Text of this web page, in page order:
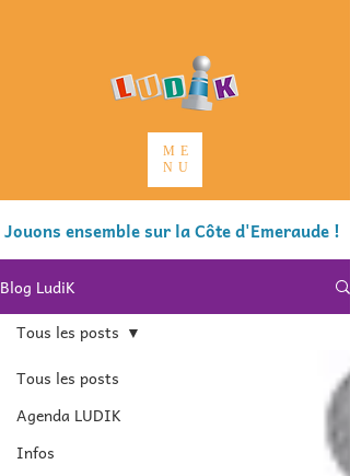
ME
NU
Jouons ensemble sur la Côte d'Emeraude !
Blog LudiK
Tous les posts
Agenda LUDIK
Infos
Tous les posts